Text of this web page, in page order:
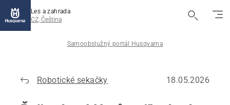
Les a zahrada
CZ, Čeština
Samoobslužný portál Husqvarna
Robotické sekačky 18.05.2026